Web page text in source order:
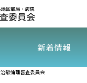
新着情報
治験倫理審査委員会